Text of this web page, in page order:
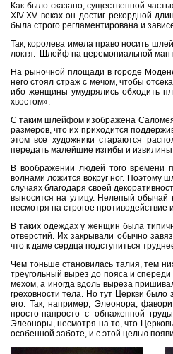
Как было сказано, существенной
XIV-XV веках он достиг рекордной
была строго регламентирована и
Так, королева имела право носить
локтя. Шлейф на церемониальной
На рыночной площади в городе
него стоял страж с мечом, чтобы
ибо женщины умудрялись обходить
хвостом».
С таким шлейфом изображена
размеров, что их приходится
этом все художники стараются
передать малейшие изгибы и извилины
В воображении людей того времени
волнами ложится вокруг ног. Поэтому
случаях благодаря своей
выносится на улицу. Нелепый обычай
несмотря на строгое
В таких одеждах у женщин была
отверстий. Их закрывали обычно
что к даме сердца подступиться
Чем тоньше становилась талия, тем
треугольный вырез до пояса и
мехом, а иногда вдоль выреза
греховности тела. Но тут Церкви было
его. Так, например, Элеонора,
просто-напросто с обнаженной
Элеоноры, несмотря на то, что
особенной заботе, и с этой целью